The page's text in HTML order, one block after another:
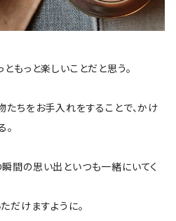
もっと楽しいことだと思う。
たちをお手入れをすることで、かけ
。
間の思い出といつも一緒にいてく
だけますように。